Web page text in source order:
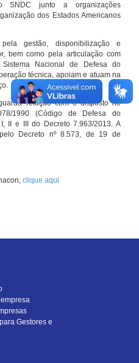
SNDC junto a organizações
dos Estados Americanos
gestão, disponibilização e
bem como pela articulação com
Nacional de Defesa do
técnica, apoiam e atuam na
relação com o disposto no
1990 (Código de Defesa do
II e III do Decreto 7.963/2013. A
Decreto nº 8.573, de 19 de
clique aqui
Gestores e